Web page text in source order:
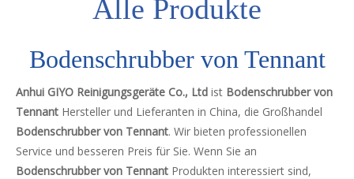
Alle Produkte
Bodenschrubber von Tennant
Anhui GIYO Reinigungsgeräte Co., Ltd ist Bodenschrubber von
Tennant Hersteller und Lieferanten in China, die Großhandel
Bodenschrubber von Tennant. Wir bieten professionellen
Service und besseren Preis für Sie. Wenn Sie an
Bodenschrubber von Tennant Produkten interessiert sind,